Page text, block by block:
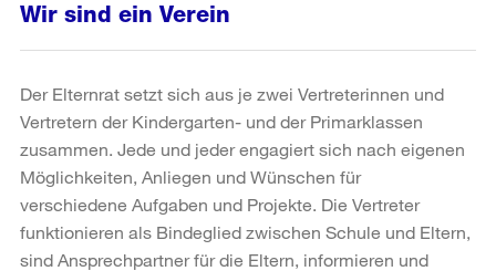
Wir sind ein Verein
Der Elternrat setzt sich aus je zwei Vertreterinnen und
Vertretern der Kindergarten- und der Primarklassen
zusammen. Jede und jeder engagiert sich nach eigenen
Möglichkeiten, Anliegen und Wünschen für
verschiedene Aufgaben und Projekte. Die Vertreter
funktionieren als Bindeglied zwischen Schule und Eltern,
sind Ansprechpartner für die Eltern, informieren und